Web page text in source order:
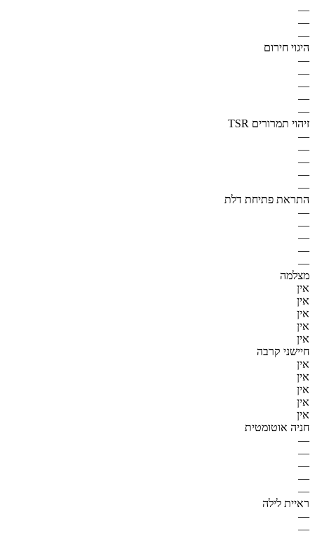
—
—
—
היגוי חירום
—
—
—
—
—
זיהוי תמרורים TSR
—
—
—
—
—
התראת פתיחת דלת
—
—
—
—
—
מצלמה
אין
אין
אין
אין
אין
חיישני קרבה
אין
אין
אין
אין
אין
חניה אוטומטית
—
—
—
—
—
ראיית לילה
—
—